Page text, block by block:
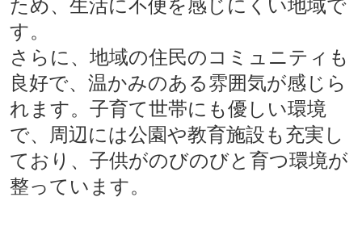
ため、生活に不便を感じにくい地域で
す。
さらに、地域の住民のコミュニティも
良好で、温かみのある雰囲気が感じら
れます。子育て世帯にも優しい環境
で、周辺には公園や教育施設も充実し
ており、子供がのびのびと育つ環境が
整っています。